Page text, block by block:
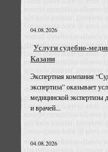
04.08.2026
Услуги судебно-
Казани
Экспертная компания
экспертиза” оказывает
медицинской экспертизы
и врачей...
04.08.2026